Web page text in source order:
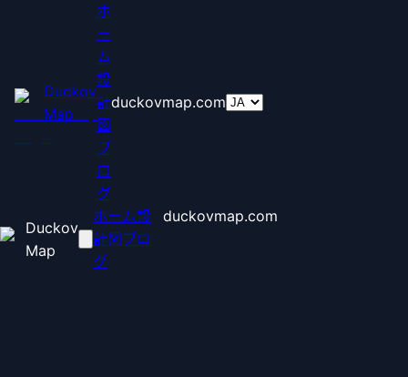
Duckov
Map
ホ
ー
ム
設
計
図
ブ
ロ
グ
duckovmap.com
Duckov
Map
ホーム設
計図 ブロ
グ
duckovmap.com